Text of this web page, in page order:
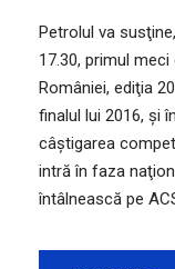
Petrolul va
17.30, primul
României, ediţia
finalul lui 2016, şi
câştigarea
intră în faza
întâlnească pe